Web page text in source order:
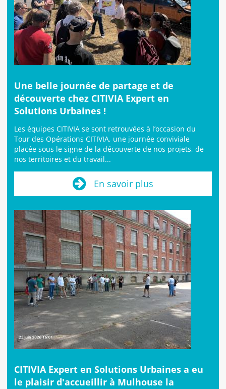
Une belle journée de partage et de
découverte chez CITIVIA Expert en
Solutions Urbaines !
Les équipes CITIVIA se sont retrouvées à l’occasion du
Tour des Opérations CITIVIA, une journée conviviale
placée sous le signe de la découverte de nos projets, de
nos territoires et du travail...
En savoir plus
CITIVIA Expert en Solutions Urbaines a eu
le plaisir d'accueillir à Mulhouse la